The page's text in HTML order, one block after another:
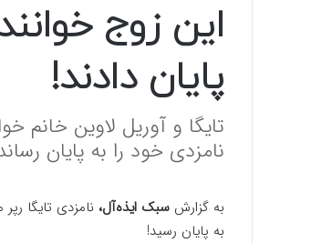
این زوج
پایان دادند!
نامزدی خود را به پایان
به گزارش سبک ایذه‌آل، نامزدی تایگا
به پایان رسید!